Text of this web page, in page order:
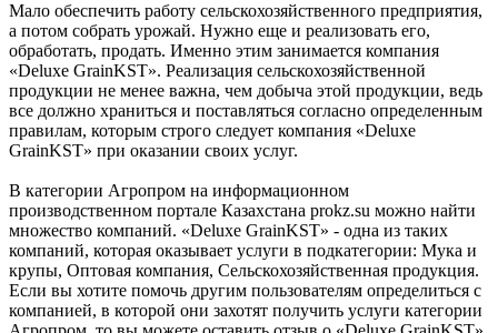
Мало обеспечить работу сельскохозяйственного предприятия,
а потом собрать урожай. Нужно еще и реализовать его,
обработать, продать. Именно этим занимается компания
«Deluxe GrainKST». Реализация сельскохозяйственной
продукции не менее важна, чем добыча этой продукции, ведь
все должно храниться и поставляться согласно определенным
правилам, которым строго следует компания «Deluxe
GrainKST» при оказании своих услуг.
В категории Агропром на информационном
производственном портале Казахстана prokz.su можно найти
множество компаний. «Deluxe GrainKST» - одна из таких
компаний, которая оказывает услуги в подкатегории: Мука и
крупы, Оптовая компания, Сельскохозяйственная продукция.
Если вы хотите помочь другим пользователям определиться с
компанией, в которой они захотят получить услуги категории